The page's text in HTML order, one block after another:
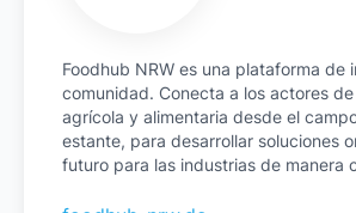
Foodhub NRW es una plataforma de
comunidad. Conecta a los actores
agrícola y alimentaria desde el
estante, para desarrollar soluciones
futuro para las industrias de manera